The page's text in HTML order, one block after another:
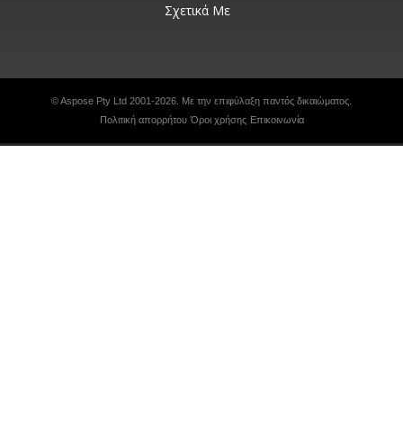
Σχετικά Με
© Aspose Pty Ltd 2001-2026. Με την επιφύλαξη παντός δικαιώματος.
Πολιτική απορρήτου Όροι χρήσης Επικοινωνία